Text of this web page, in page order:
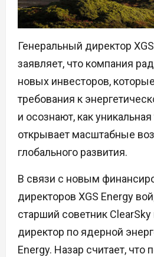
Генеральный директор
заявляет, что компания
новых инвесторов,
требования к
и осознают, как уникальная
открывает масштабные
глобального развития.
В связи с новым
директоров XGS Energy
старший советник
директор по ядерной
Energy. Назар считает, что